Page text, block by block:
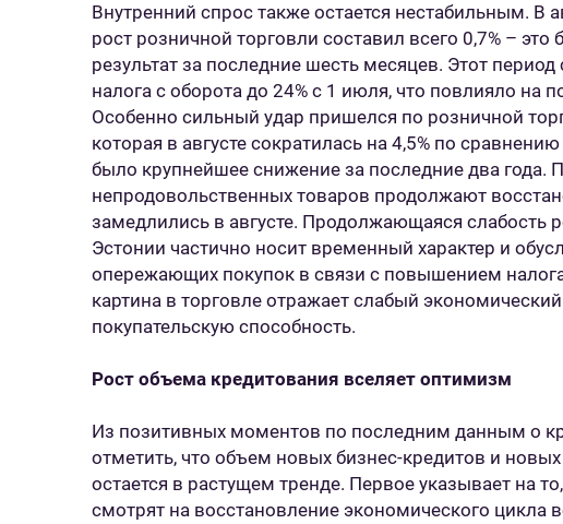
Внутренний спрос также остается нестабильным. В
рост розничной торговли составил всего 0,7% –
результат за последние шесть месяцев. Этот
налога с оборота до 24% с 1 июля, что повлияло на
Особенно сильный удар пришелся по розничной
которая в августе сократилась на 4,5% по
было крупнейшее снижение за последние два года.
непродовольственных товаров продолжают
замедлились в августе. Продолжающаяся слабость
Эстонии частично носит временный характер и
опережающих покупок в связи с повышением
картина в торговле отражает слабый
покупательскую способность.
Рост объема кредитования вселяет оптимизм
Из позитивных моментов по последним данным о
отметить, что объем новых бизнес-кредитов и
остается в растущем тренде. Первое указывает на
смотрят на восстановление экономического цикла